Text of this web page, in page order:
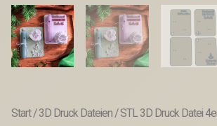
Start/3D Druck Dateien/ STL 3D Druck Datei